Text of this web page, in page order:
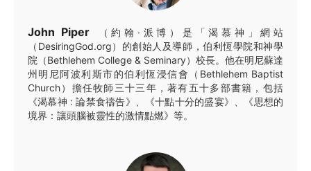
John Piper
（約翰·派博）是「渴慕神」網站
（DesiringGod.org）的創始人及導師，伯利恆學院和神學
院（Bethlehem College & Seminary）校長。他在明尼蘇達
州明尼阿波利斯市的伯利恆浸信會（Bethlehem Baptist
Church）擔任牧師三十三年，著有五十多部書籍，包括
《渴慕神 : 論禁食禱告》、《十點十分的盛宴》、《思想的
境界：讓頭腦被靈性的激情點燃》等。